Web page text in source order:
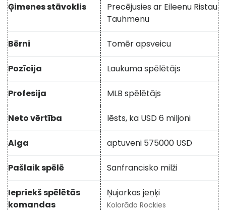
Ģimenes stāvoklis
Precējusies ar Eileenu Ristau
Tauhmenu
Bērni Tomēr apsveicu
Pozīcija Laukuma spēlētājs
Profesija MLB spēlētājs
Neto vērtība lēsts, ka USD 6 miljoni
Alga aptuveni 575000 USD
Pašlaik spēlē Sanfrancisko milži
Iepriekš spēlētās
komandas
Ņujorkas jeņķi
Kolorādo Rockies